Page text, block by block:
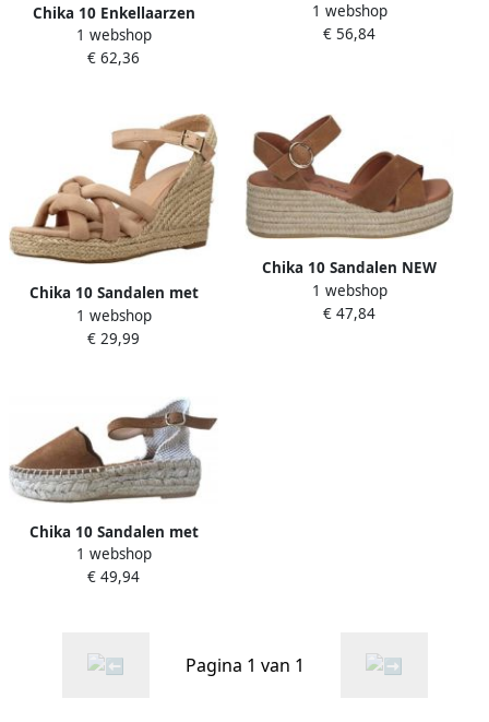
Chika 10 Enkellaarzen
109552
1 webshop
€ 62,36
KURAZO 35
1 webshop
€ 56,84
Chika 10 Sandalen met
sleehak Violeta 08
1 webshop
€ 29,99
Chika 10 Sandalen NEW
BONITA 03
1 webshop
€ 47,84
Chika 10 Sandalen met
sleehak 22502 FORTUNA 08
Cuero
1 webshop
€ 49,94
Pagina 1 van 1